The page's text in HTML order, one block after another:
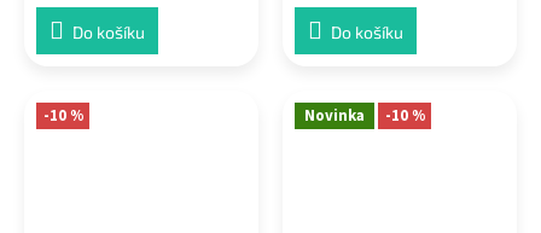
Do košíku
Do košíku
-10 % Novinka -10 %